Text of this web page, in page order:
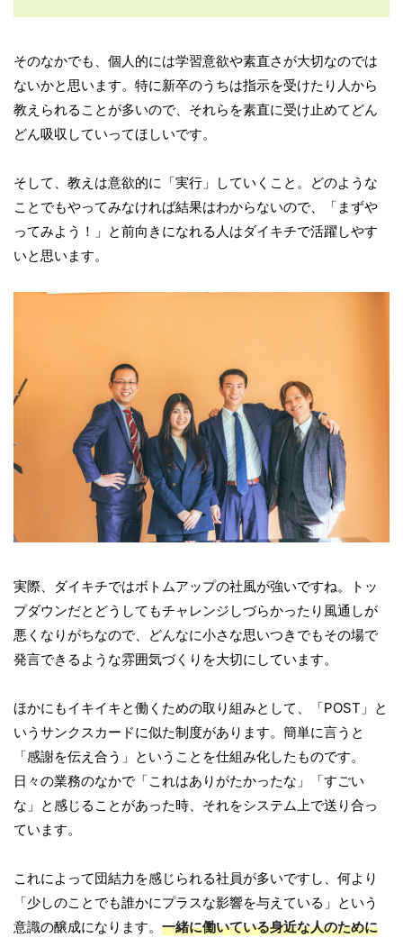
そのなかでも、個人的には学習意欲や素直さが大切なのでは
ないかと思います。特に新卒のうちは指示を受けたり人から
教えられることが多いので、それらを素直に受け止めてどん
どん吸収していってほしいです。
そして、教えは意欲的に「実行」していくこと。どのような
ことでもやってみなければ結果はわからないので、「まずや
ってみよう！」と前向きになれる人はダイキチで活躍しやす
いと思います。
実際、ダイキチではボトムアップの社風が強いですね。トッ
プダウンだとどうしてもチャレンジしづらかったり風通しが
悪くなりがちなので、どんなに小さな思いつきでもその場で
発言できるような雰囲気づくりを大切にしています。
ほかにもイキイキと働くための取り組みとして、「POST」と
いうサンクスカードに似た制度があります。簡単に言うと
「感謝を伝え合う」ということを仕組み化したものです。
日々の業務のなかで「これはありがたかったな」「すごい
な」と感じることがあった時、それをシステム上で送り合っ
ています。
これによって団結力を感じられる社員が多いですし、何より
「少しのことでも誰かにプラスな影響を与えている」という
意識の醸成になります。 一緒に働いている身近な人のために